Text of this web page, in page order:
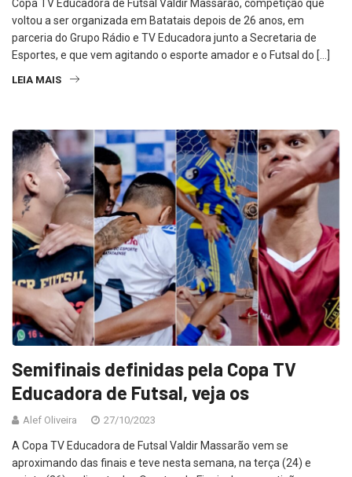
Copa TV Educadora de Futsal Valdir Massarão, competição que
voltou a ser organizada em Batatais depois de 26 anos, em
parceria do Grupo Rádio e TV Educadora junto a Secretaria de
Esportes, e que vem agitando o esporte amador e o Futsal do […]
LEIA MAIS
Semifinais definidas pela Copa TV
Educadora de Futsal, veja os
Alef Oliveira 27/10/2023
A Copa TV Educadora de Futsal Valdir Massarão vem se
aproximando das finais e teve nesta semana, na terça (24) e